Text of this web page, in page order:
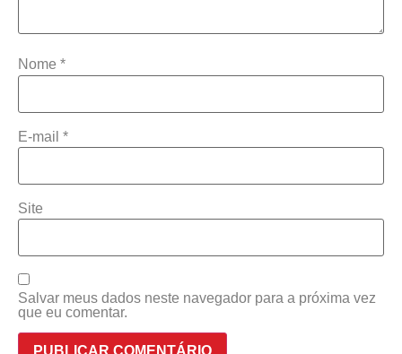
Nome *
E-mail *
Site
Salvar meus dados neste navegador para a próxima vez
que eu comentar.